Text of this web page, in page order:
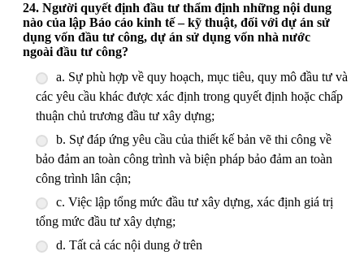
24. Người quyết định đầu tư thẩm định những nội dung
nào của lập Báo cáo kinh tế – kỹ thuật, đối với dự án sử
dụng vốn đầu tư công, dự án sử dụng vốn nhà nước
ngoài đầu tư công?
a. Sự phù hợp về quy hoạch, mục tiêu, quy mô đầu tư và
các yêu cầu khác được xác định trong quyết định hoặc chấp
thuận chủ trương đầu tư xây dựng;
b. Sự đáp ứng yêu cầu của thiết kế bản vẽ thi công về
bảo đảm an toàn công trình và biện pháp bảo đảm an toàn
công trình lân cận;
c. Việc lập tổng mức đầu tư xây dựng, xác định giá trị
tổng mức đầu tư xây dựng;
d. Tất cả các nội dung ở trên